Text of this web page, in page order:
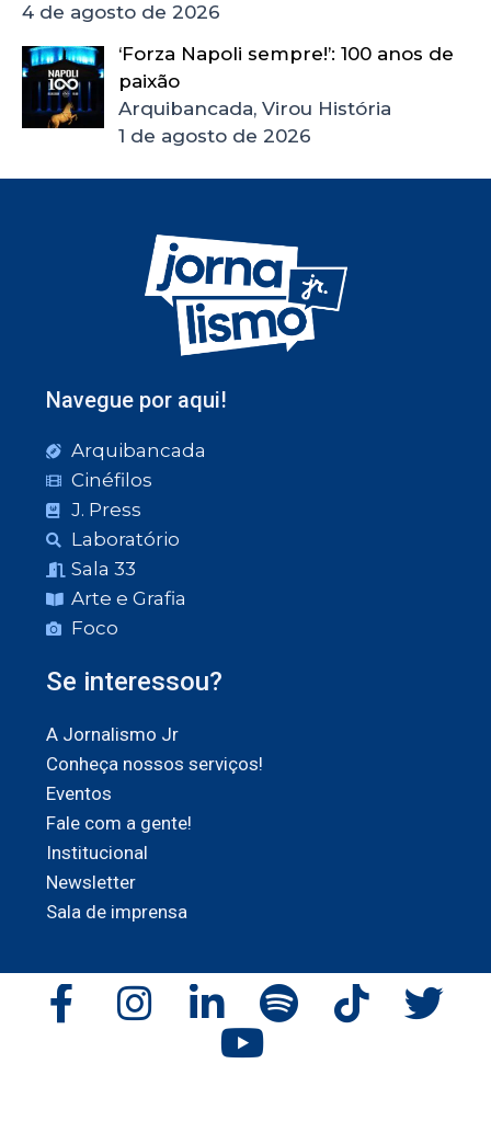
4 de agosto de 2026
‘Forza Napoli sempre!’: 100 anos de
paixão
Arquibancada, Virou História
1 de agosto de 2026
Navegue por aqui!
Arquibancada
Cinéfilos
J. Press
Laboratório
Sala 33
Arte e Grafia
Foco
Se interessou?
A Jornalismo Jr
Conheça nossos serviços!
Eventos
Fale com a gente!
Institucional
Newsletter
Sala de imprensa